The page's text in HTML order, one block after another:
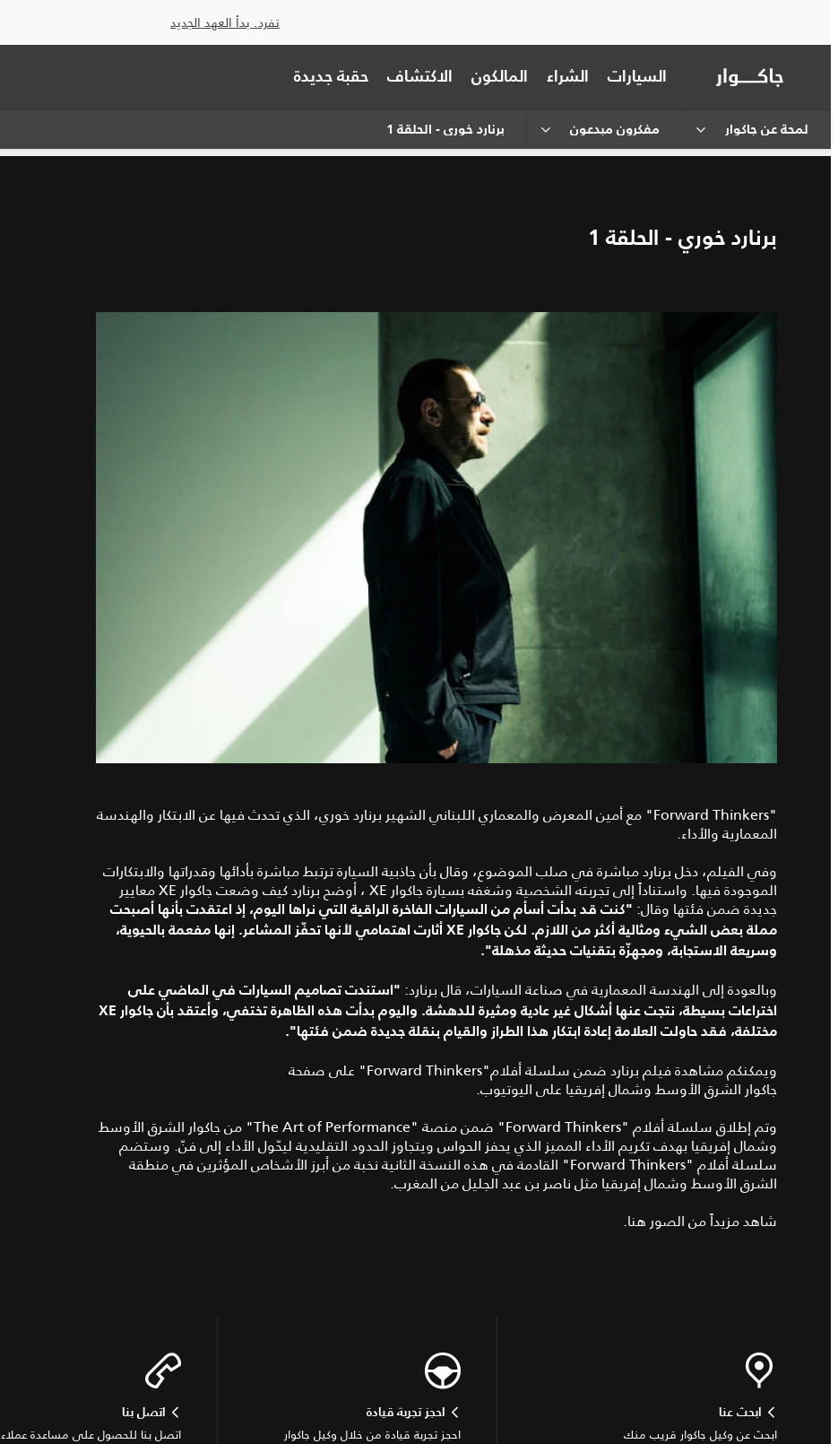
تفرد. بدأ العهد الجديد
السيارات الشراء المالكون الاكتشاف حقبة جديدة
لمحة عن جاكوار مفكرون مبدعون برنارد خوري - الحلقة 1
برنارد خوري - الحلقة 1
"
Forward Thinkers" مع أمين المعرض والمعماري اللبناني الشهير برنارد خوري، الذي تحدث فيها عن الابتكار والهندسة
المعمارية والأداء.
وفي الفيلم، دخل برنارد مباشرة في صلب الموضوع، وقال بأن جاذبية السيارة ترتبط مباشرة بأدائها وقدراتها والابتكارات
الموجودة فيها. واستناداً إلى تجربته الشخصية وشغفه بسيارة جاكوار XE
، أوضح برنارد كيف وضعت جاكوار XE معايير
جديدة ضمن فئتها وقال: "كنت قد بدأت أسأم من السيارات الفاخرة الراقية التي نراها اليوم، إذ اعتقدت بأنها أصبحت
مملة بعض الشيء ومثالية أكثر من اللازم. لكن جاكوار
XE أثارت اهتمامي لأنها تحفّز المشاعر. إنها مفعمة بالحيوية،
وسريعة الاستجابة، ومجهزّة بتقنيات حديثة مذهلة".
وبالعودة إلى الهندسة المعمارية في صناعة السيارات، قال برنارد: "استندت تصاميم السيارات في الماضي على
اختراعات بسيطة، نتجت عنها أشكال غير عادية ومثيرة للدهشة. واليوم بدأت هذه الظاهرة تختفي، وأعتقد بأن جاكوار XE
مختلفة، فقد حاولت العلامة إعادة ابتكار هذا الطراز والقيام بنقلة جديدة ضمن فئتها".
ويمكنكم مشاهدة فيلم برنارد ضمن سلسلة أفلام"Forward Thinkers" على صفحة
جاكوار الشرق الأوسط وشمال إفريقيا على اليوتيوب.
وتم إطلاق سلسلة أفلام
"Forward Thinkers" ضمن منصة "The Art of Performance" من جاكوار الشرق الأوسط
وشمال إفريقيا بهدف تكريم الأداء المميز الذي يحفز الحواس ويتجاوز الحدود التقليدية ليحّول الأداء إلى فنّ. وستضم
سلسلة أفلام "Forward Thinkers" القادمة في هذه النسخة الثانية نخبة من أبرز الأشخاص المؤثرين في منطقة
الشرق الأوسط وشمال إفريقيا مثل ناصر بن عبد الجليل من المغرب.
شاهد مزيداً من الصور هنا.
ابحث عنا
ابحث عن وكيل جاكوار قريب منك
احجز تجربة قيادة
احجز تجربة قيادة من خلال وكيل جاكوار
اتصل بنا
اتصل بنا للحصول على مساعدة عملاء